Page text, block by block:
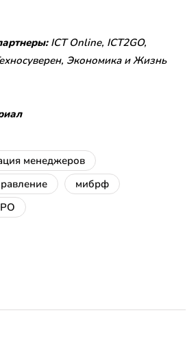
ICT Online, ICT2GO,
Экономика и Жизнь
менеджеров
мибрф